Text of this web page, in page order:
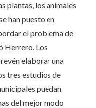
plantas, los animales
han puesto en
el problema de
Herrero. Los
elaborar una
tres estudios de
puedan
del mejor modo